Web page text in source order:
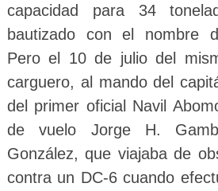
capacidad para 34
bautizado con el nombre
Pero el 10 de julio del
carguero, al mando del
del primer oficial Navil
de vuelo Jorge H.
González, que viajaba de
contra un DC-6 cuando